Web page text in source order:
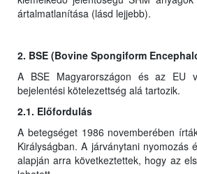
ártalmatlanítása (lásd lejjebb).
2. BSE (Bovine Spongiform
A BSE Magyarországon és az EU
bejelentési kötelezettség alá tartozik.
2.1. Előfordulás
A betegséget 1986 novemberében
Királyságban. A járványtani nyomozás
alapján arra következtettek, hogy az